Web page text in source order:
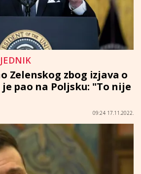
Zelenskog zbog izjava o
pao na Poljsku: "To nije
09:24 17.11.2022.